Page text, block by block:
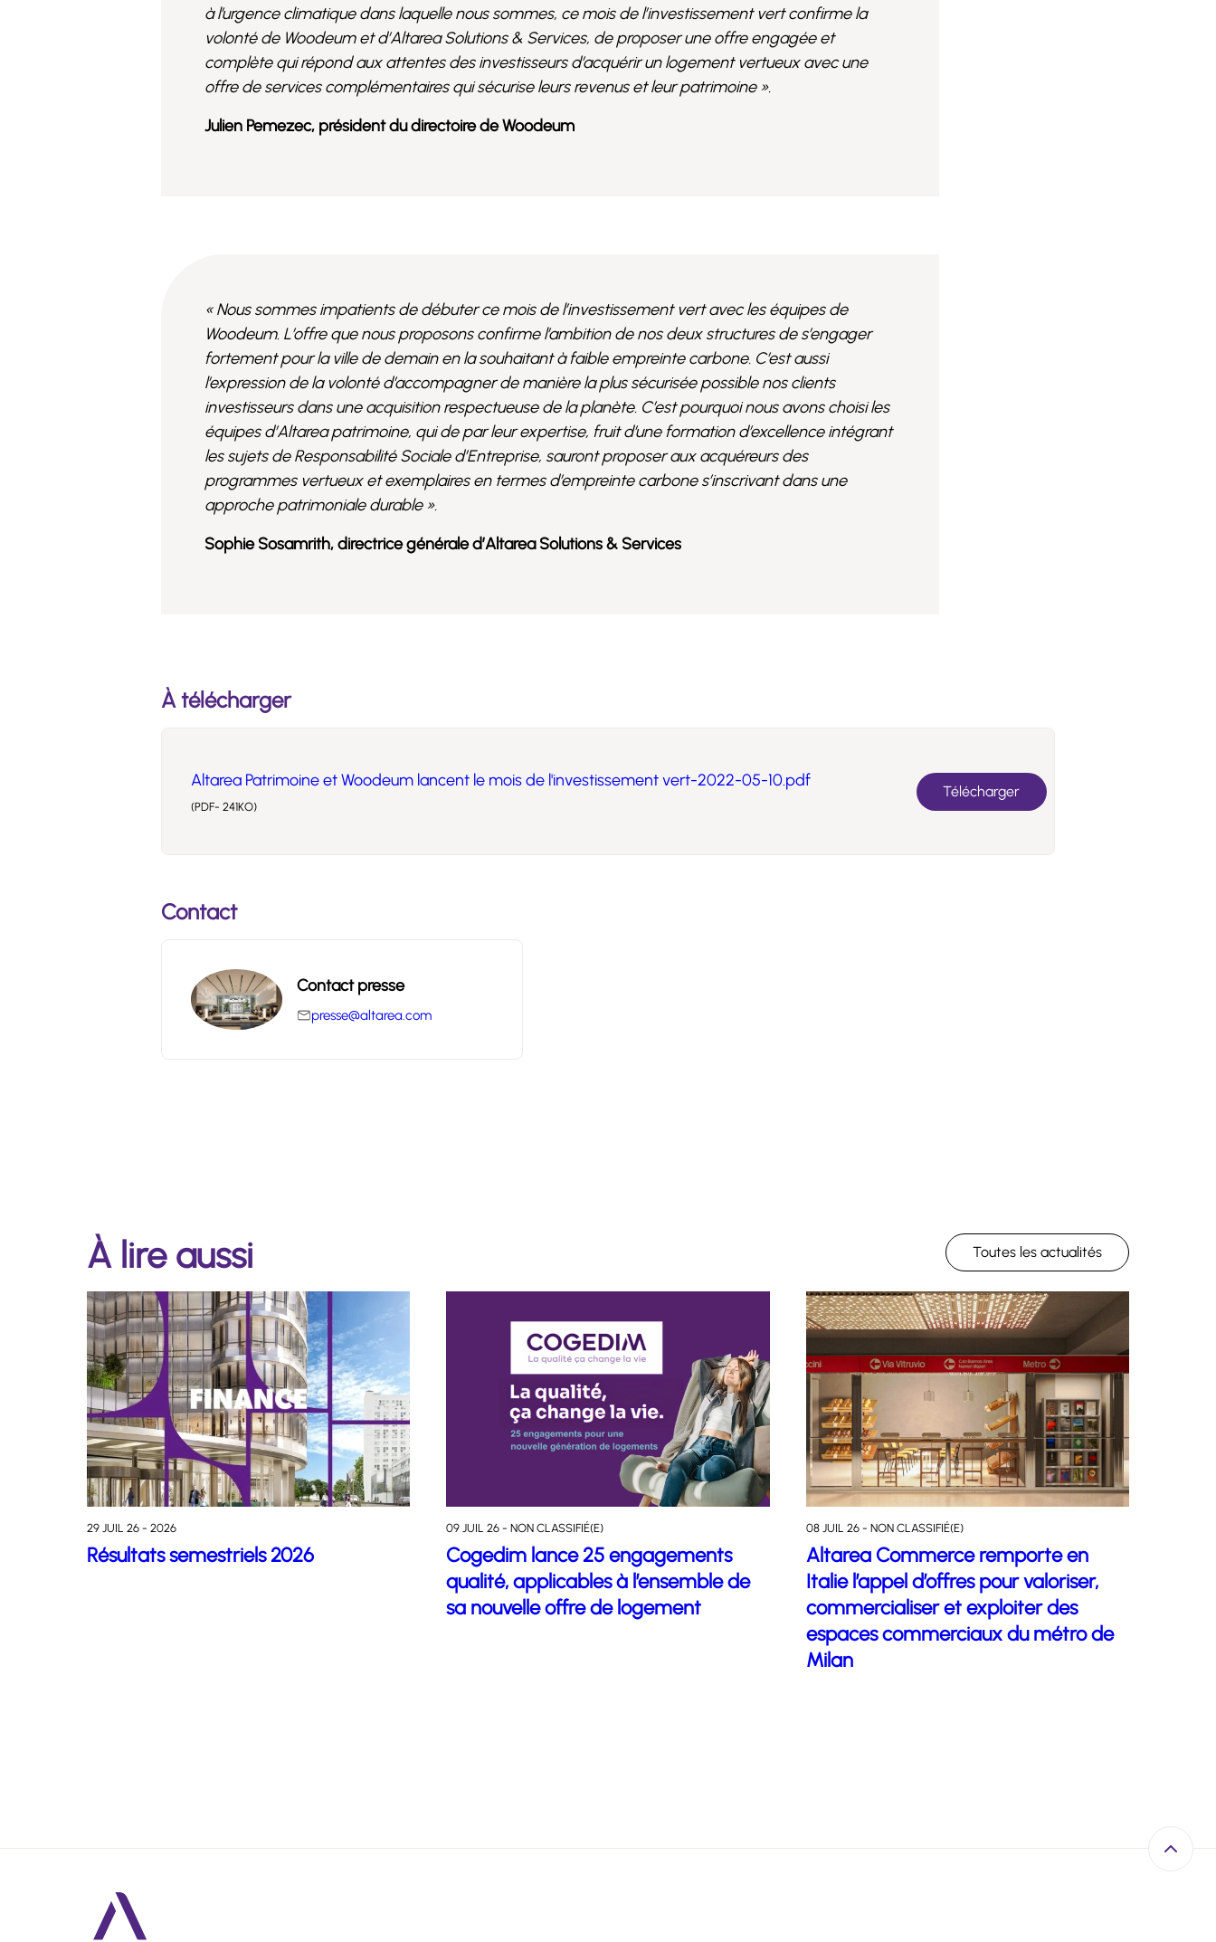
à l’urgence climatique dans laquelle nous sommes, ce mois de l’investissement vert confirme la
volonté de Woodeum et d’Altarea Solutions & Services, de proposer une offre engagée et
complète qui répond aux attentes des investisseurs d’acquérir un logement vertueux avec une
offre de services complémentaires qui sécurise leurs revenus et leur patrimoine ».
Julien Pemezec, président du directoire de Woodeum
« Nous sommes impatients de débuter ce mois de l’investissement vert avec les équipes de
Woodeum. L’offre que nous proposons confirme l’ambition de nos deux structures de s’engager
fortement pour la ville de demain en la souhaitant à faible empreinte carbone. C’est aussi
l’expression de la volonté d’accompagner de manière la plus sécurisée possible nos clients
investisseurs dans une acquisition respectueuse de la planète. C’est pourquoi nous avons choisi les
équipes d’Altarea patrimoine, qui de par leur expertise, fruit d’une formation d’excellence intégrant
les sujets de Responsabilité Sociale d’Entreprise, sauront proposer aux acquéreurs des
programmes vertueux et exemplaires en termes d’empreinte carbone s’inscrivant dans une
approche patrimoniale durable ».
Sophie Sosamrith, directrice générale d’Altarea Solutions & Services
À télécharger
Altarea Patrimoine et Woodeum lancent le mois de l'investissement vert-2022-05-10.pdf
(PDF- 241KO)
Télécharger
Contact
Contact presse
presse@altarea.com
À lire aussi Toutes les actualités
29 JUIL 26 - 2026
Résultats semestriels 2026
09 JUIL 26 - NON CLASSIFIÉ(E)
Cogedim lance 25 engagements
qualité, applicables à l’ensemble de
sa nouvelle offre de logement
08 JUIL 26 - NON CLASSIFIÉ(E)
Altarea Commerce remporte en
Italie l’appel d’offres pour valoriser,
commercialiser et exploiter des
espaces commerciaux du métro de
Milan
Retour